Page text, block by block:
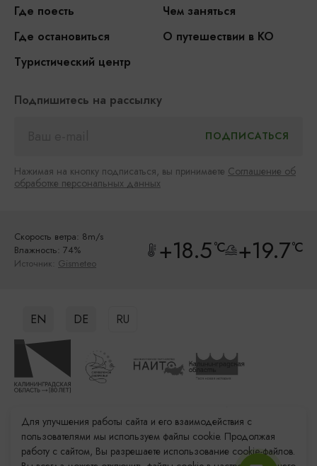
Где поесть
Чем заняться
Где остановиться
О путешествии в КО
Туристический центр
Подпишитесь на рассылку
Нажимая на кнопку подписаться, вы принимаете Соглашение об
обработке персональных данных
Скорость ветра: 8m/s
Влажность: 74%
Источник: Gismeteo +18.5°C +19.7°C
EN DE RU
несет ответственности за качество услуг, предоставленных
сторонними организациями
Разработка сайта: «Решение»
Для улучшения работы сайта и его взаимодействия с
пользователями мы используем файлы cookie. Продолжая
работу с сайтом, Вы разрешаете использование cookie-файлов.